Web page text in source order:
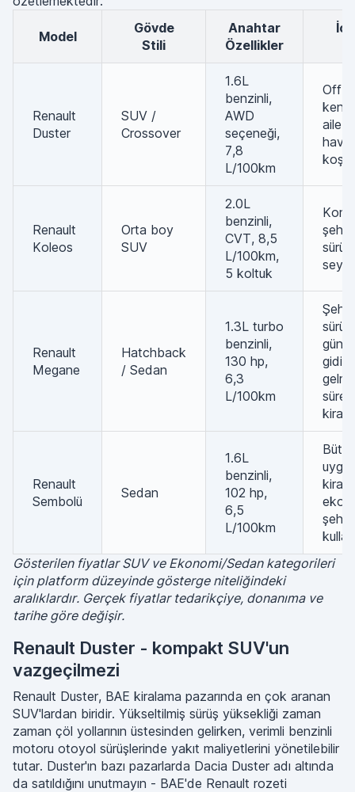
Model
Gövde
Stili
Anahtar
Özellikler
İçin En
Renault
Duster
SUV /
Crossover
1.6L
benzinli,
AWD
seçeneği,
7,8
L/100km
Off-
aile
Renault
Koleos
Orta boy
SUV
2.0L
benzinli,
CVT, 8,5
L/100km,
5 koltuk
Renault
Megane
Hatchback
/ Sedan
1.3L turbo
benzinli,
130 hp,
6,3
L/100km
Şehir
sürüş,
gidip
süreli
Renault
Sembolü
Sedan
1.6L
benzinli,
102 hp,
6,5
L/100km
şehir
Gösterilen fiyatlar SUV ve Ekonomi/Sedan kategorileri
için platform düzeyinde gösterge niteliğindeki
aralıklardır. Gerçek fiyatlar tedarikçiye, donanıma ve
tarihe göre değişir.
Renault Duster - kompakt SUV'un
vazgeçilmezi
Renault Duster, BAE kiralama pazarında en çok aranan
SUV'lardan biridir. Yükseltilmiş sürüş yüksekliği zaman
zaman çöl yollarının üstesinden gelirken, verimli benzinli
motoru otoyol sürüşlerinde yakıt maliyetlerini yönetilebilir
tutar. Duster'ın bazı pazarlarda Dacia Duster adı altında
da satıldığını unutmayın - BAE'de Renault rozeti